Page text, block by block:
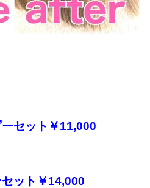
セット￥11,000
ット￥14,000